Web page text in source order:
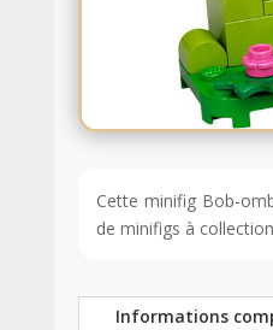
Cette minifig Bob-
de minifigs à
Informations